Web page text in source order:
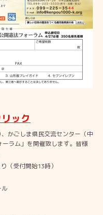
ック
かごしま県民交流センター（中
ラム」を開催致します。皆様
（受付開始13時）